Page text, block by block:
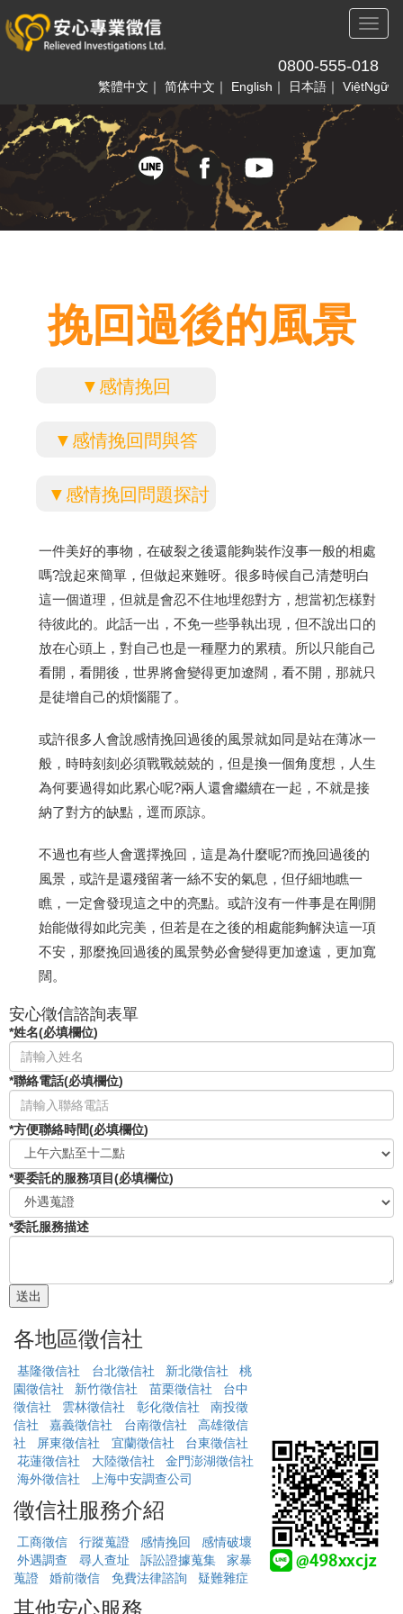
0800-555-018
繁體中文 ｜ 简体中文 ｜ English ｜ 日本語 ｜ ViệtNgữ
挽回過後的風景
▼感情挽回
▼感情挽回問與答
▼感情挽回問題探討
一件美好的事物，在破裂之後還能夠裝作沒事一般的相處
嗎?說起來簡單，但做起來難呀。很多時候自己清楚明白
這一個道理，但就是會忍不住地埋怨對方，想當初怎樣對
待彼此的。此話一出，不免一些爭執出現，但不說出口的
放在心頭上，對自己也是一種壓力的累積。所以只能自己
看開，看開後，世界將會變得更加遼闊，看不開，那就只
是徒增自己的煩惱罷了。
或許很多人會說感情挽回過後的風景就如同是站在薄冰一
般，時時刻刻必須戰戰兢兢的，但是換一個角度想，人生
為何要過得如此累心呢?兩人還會繼續在一起，不就是接
納了對方的缺點，逕而原諒。
不過也有些人會選擇挽回，這是為什麼呢?而挽回過後的
風景，或許是還殘留著一絲不安的氣息，但仔細地瞧一
瞧，一定會發現這之中的亮點。或許沒有一件事是在剛開
始能做得如此完美，但若是在之後的相處能夠解決這一項
不安，那麼挽回過後的風景勢必會變得更加遼遠，更加寬
闊。
安心徵信諮詢表單
*姓名(必填欄位)
*聯絡電話(必填欄位)
*方便聯絡時間(必填欄位)
*要委託的服務項目(必填欄位)
*委託服務描述
各地區徵信社
基隆徵信社 台北徵信社 新北徵信社
桃
園徵信社
新竹徵信社 苗栗徵信社
台中
徵信社
雲林徵信社 彰化徵信社
南投徵
信社
嘉義徵信社 台南徵信社
高雄徵信
社
屏東徵信社 宜蘭徵信社
台東徵信社
花蓮徵信社
大陸徵信社
金門澎湖徵信社
海外徵信社
上海中安調查公司
徵信社服務介紹
工商徵信 行蹤蒐證 感情挽回
感情破壞
外遇調查
尋人查址 訴訟證據蒐集
家暴
蒐證
婚前徵信 免費法律諮詢 疑難雜症
其他安心服務